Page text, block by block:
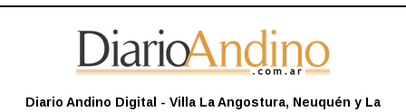
Diario Andino Digital - Villa La Angostura, Neuquén y La